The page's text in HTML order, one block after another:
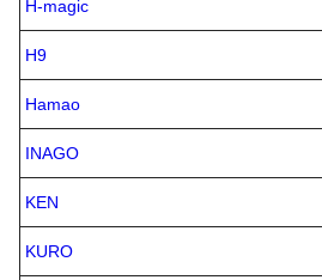
H-magic
H9
Hamao
INAGO
KEN
KURO